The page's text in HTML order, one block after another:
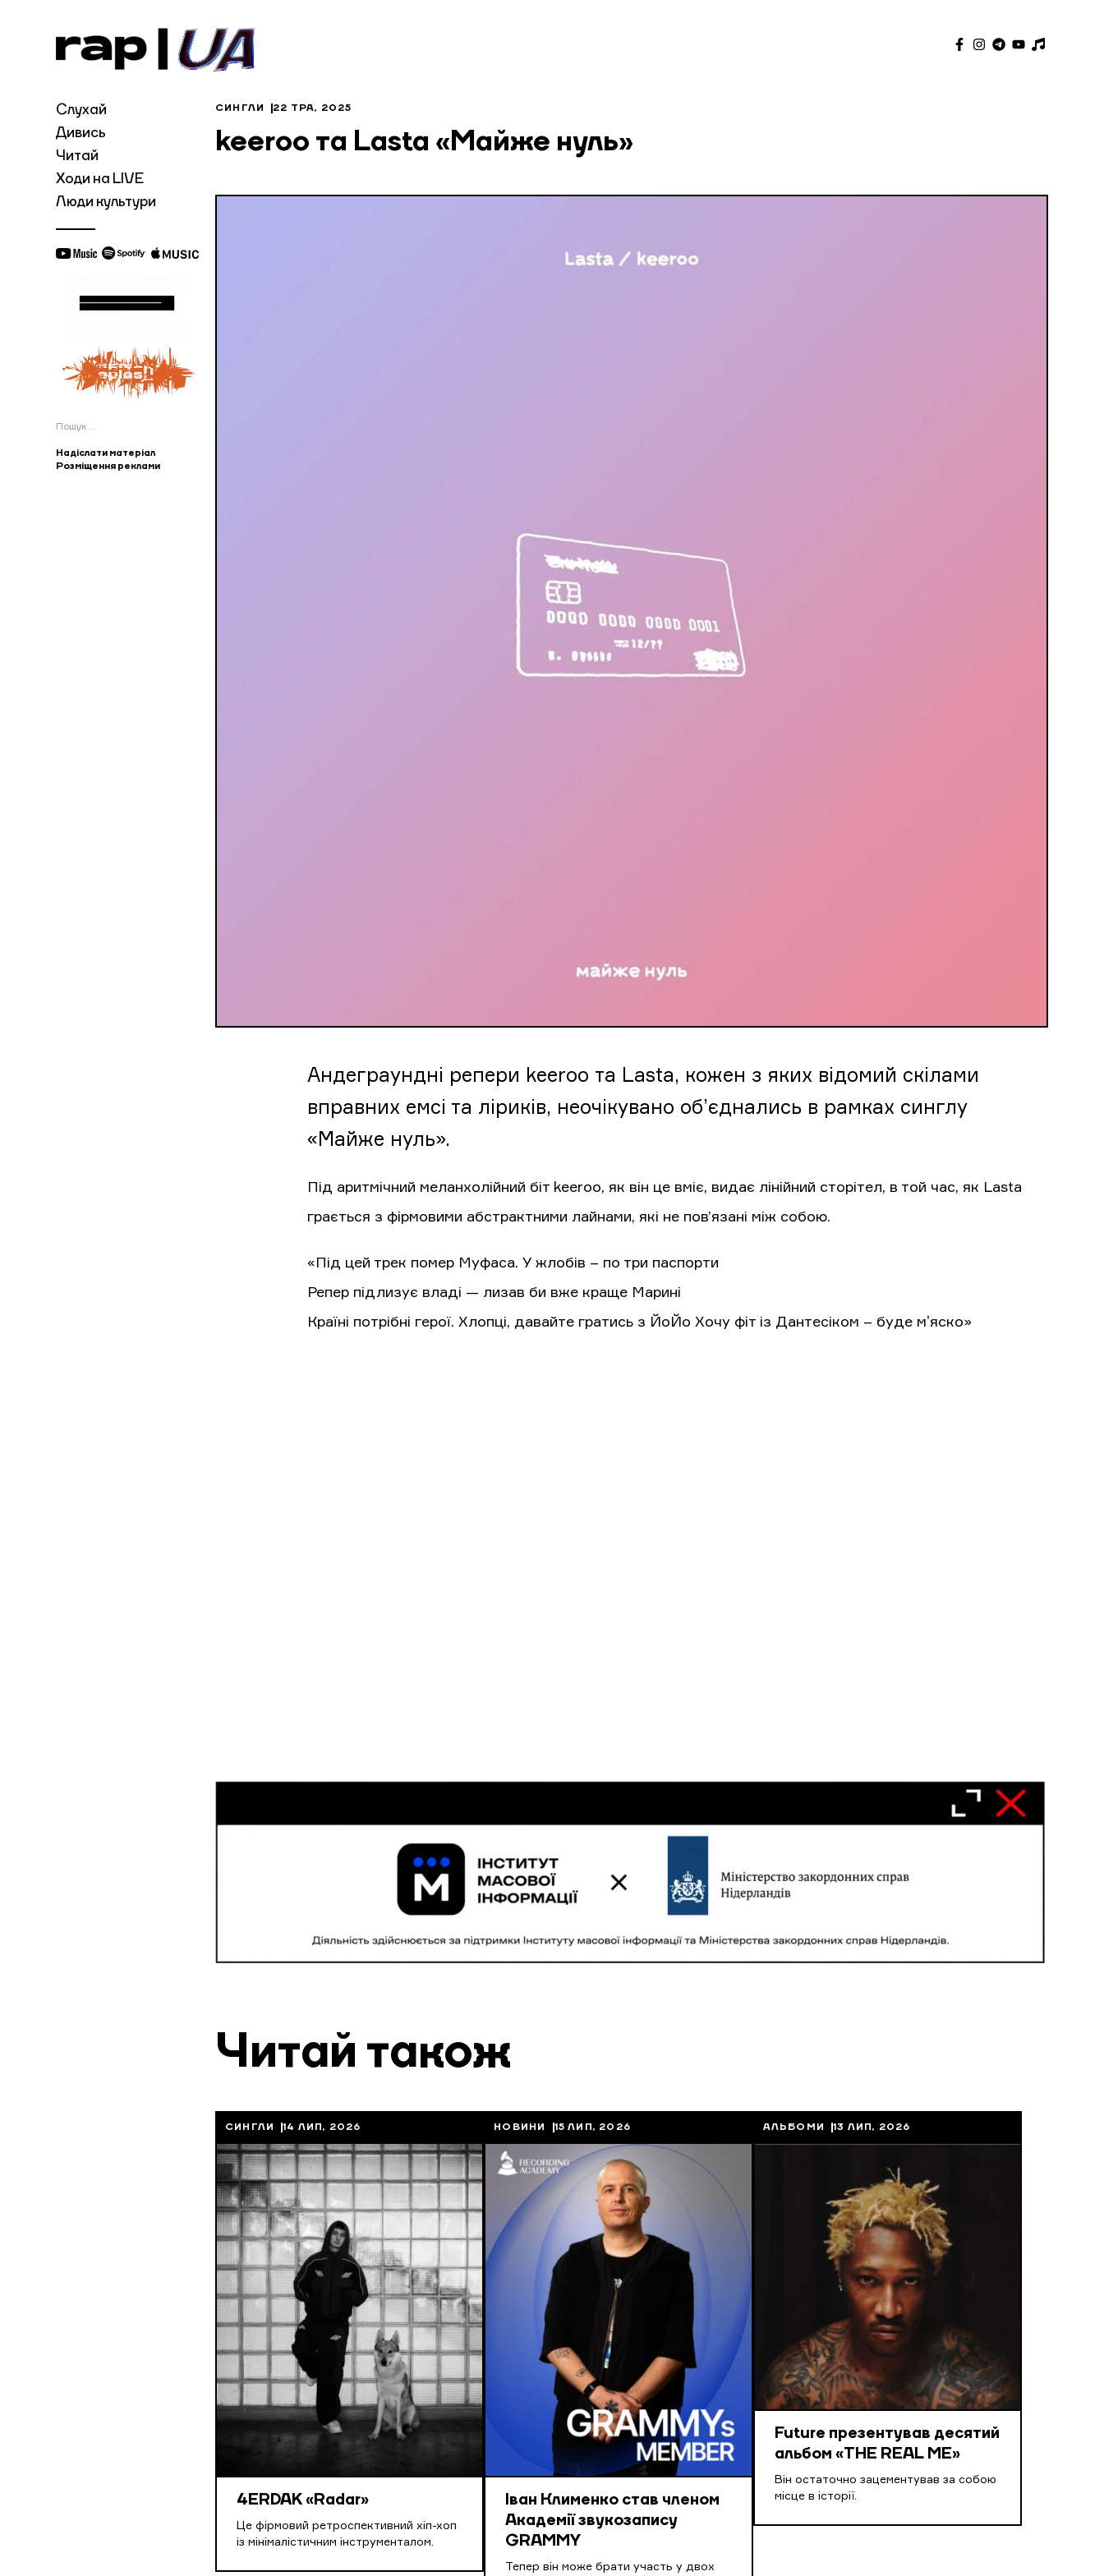
Слухай
Дивись
Читай
Ходи на LIVE
Люди культури
Пошук:
Надіслати матеріал
Розміщення реклами
СИНГЛИ 22 ТРА, 2025
keeroo та Lasta «Майже нуль»
Андеграундні репери keeroo та Lasta, кожен з яких відомий скілами
вправних емсі та ліриків, неочікувано об’єднались в рамках синглу
«Майже нуль».
Під аритмічний меланхолійний біт keeroo, як він це вміє, видає лінійний сторітел, в той час, як Lasta
грається з фірмовими абстрактними лайнами, які не пов’язані між собою.
«Під цей трек помер Муфаса. У жлобів – по три паспорти
Репер підлизує владі — лизав би вже краще Марині
Країні потрібні герої. Хлопці, давайте гратись з ЙоЙо Хочу фіт із Дантесіком – буде мʼяско»
Читай також
СИНГЛИ 14 ЛИП, 2026
4ERDAK «Radar»
Це фірмовий ретроспективний хіп-хоп
із мінімалістичним інструменталом.
НОВИНИ 15 ЛИП, 2026
Іван Клименко став членом
Академії звукозапису
GRAMMY
Тепер він може брати участь у двох
АЛЬБОМИ 13 ЛИП, 2026
Future презентував десятий
альбом «THE REAL ME»
Він остаточно зацементував за собою
місце в історії.